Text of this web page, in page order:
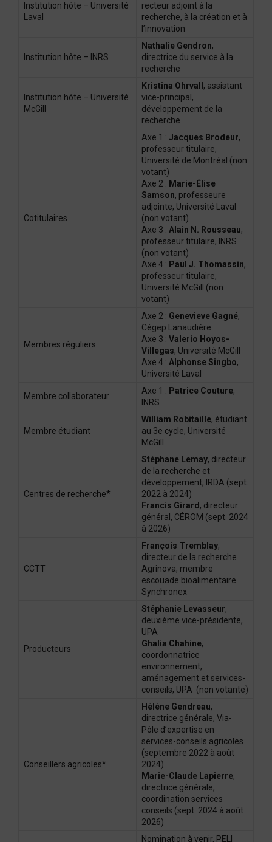
Institution hôte – Université
Laval
recteur adjoint à la
recherche, à la création et à
l’innovation
Institution hôte – INRS
Nathalie Gendron,
directrice du service à la
recherche
Institution hôte – Université
McGill
Kristina Ohrvall , assistant
vice-principal,
développement de la
recherche
Cotitulaires
Axe 1 : Jacques Brodeur,
professeur titulaire,
Université de Montréal (non
votant)
Axe 2 : Marie-Élise
Samson, professeure
adjointe, Université Laval
(non votant)
Axe 3 : Alain N. Rousseau,
professeur titulaire, INRS
(non votant)
Axe 4 : Paul J. Thomassin,
professeur titulaire,
Université McGill (non
votant)
Membres réguliers
Axe 2 : Genevieve Gagné,
Cégep Lanaudière
Axe 3 : Valerio Hoyos-
Villegas, Université McGill
Axe 4 : Alphonse Singbo,
Université Laval
Membre collaborateur
Axe 1 : Patrice Couture,
INRS
Membre étudiant
William Robitaille, étudiant
au 3e cycle, Université
McGill
Centres de recherche*
Stéphane Lemay, directeur
de la recherche et
développement, IRDA (sept.
2022 à 2024)
Francis Girard , directeur
général, CÉROM (sept. 2024
à 2026)
CCTT
François Tremblay,
directeur de la recherche
Agrinova, membre
escouade bioalimentaire
Synchronex
Producteurs
Stéphanie Levasseur,
deuxième vice-présidente,
UPA
Ghalia Chahine,
coordonnatrice
environnement,
aménagement et services-
conseils, UPA (non votante)
Conseillers agricoles*
Hélène Gendreau,
directrice générale, Via-
Pôle d’expertise en
services-conseils agricoles
(septembre 2022 à août
2024)
Marie-Claude Lapierre,
directrice générale,
coordination services
conseils (sept. 2024 à août
2026)
Nomination à venir, PELI